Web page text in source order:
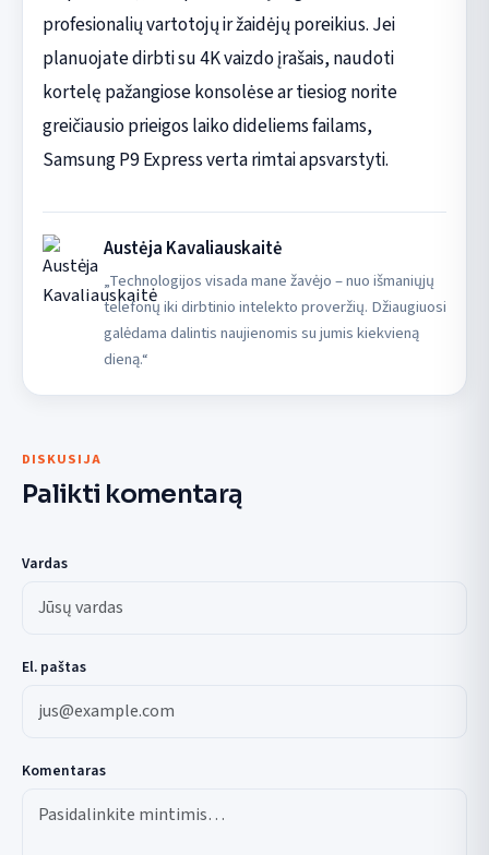
profesionalių vartotojų ir žaidėjų poreikius. Jei
planuojate dirbti su 4K vaizdo įrašais, naudoti
kortelę pažangiose konsolėse ar tiesiog norite
greičiausio prieigos laiko dideliems failams,
Samsung P9 Express verta rimtai apsvarstyti.
Austėja Kavaliauskaitė
„Technologijos visada mane žavėjo – nuo išmaniųjų
telefonų iki dirbtinio intelekto proveržių. Džiaugiuosi
galėdama dalintis naujienomis su jumis kiekvieną
dieną.“
DISKUSIJA
Palikti komentarą
Vardas
El. paštas
Komentaras